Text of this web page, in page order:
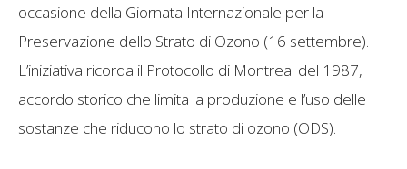
occasione della Giornata Internazionale per la
Preservazione dello Strato di Ozono (16 settembre).
L’iniziativa ricorda il Protocollo di Montreal del 1987,
accordo storico che limita la produzione e l’uso delle
sostanze che riducono lo strato di ozono (ODS).